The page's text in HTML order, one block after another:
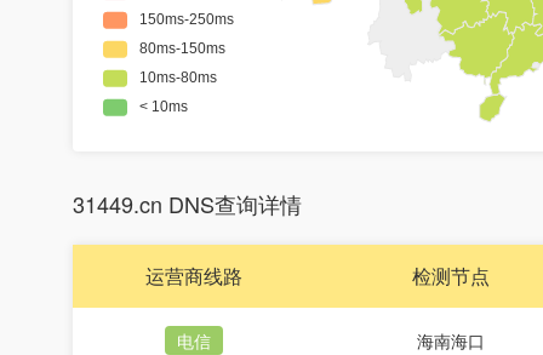
31449.cn DNS查询详情
运营商线路 检测节点
电信 海南海口